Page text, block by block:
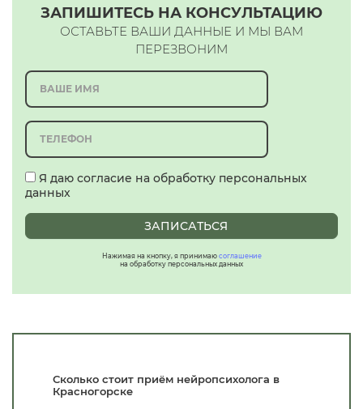
ЗАПИШИТЕСЬ НА КОНСУЛЬТАЦИЮ
ОСТАВЬТЕ ВАШИ ДАННЫЕ И МЫ ВАМ
ПЕРЕЗВОНИМ
Я даю согласие на обработку персональных
данных
ЗАПИСАТЬСЯ
Нажимая на кнопку, я принимаю соглашение
на обработку персональных данных
Сколько стоит приём нейропсихолога в
Красногорске